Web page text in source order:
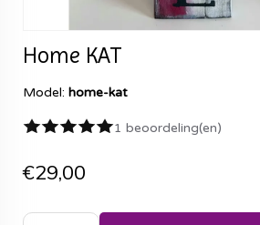
Home KAT
Model: home-kat
1 beoordeling(en)
€29,00